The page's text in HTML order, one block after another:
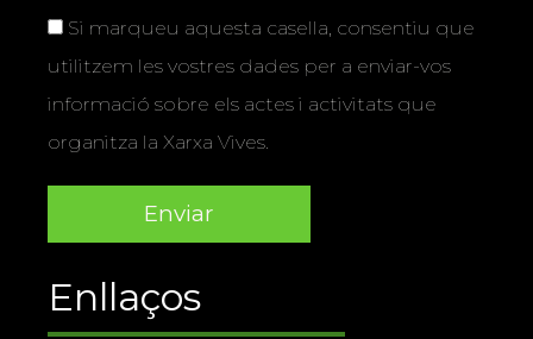
Si marqueu aquesta casella, consentiu que
utilitzem les vostres dades per a enviar-vos
informació sobre els actes i activitats que
organitza la Xarxa Vives.
Enllaços